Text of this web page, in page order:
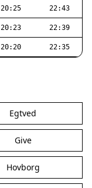
20:25 22:43
20:23 22:39
20:20 22:35
Egtved
Give
Hovborg